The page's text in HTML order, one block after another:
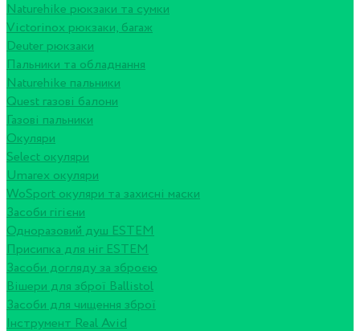
Naturehike рюкзаки та сумки
Victorinox рюкзаки, багаж
Deuter рюкзаки
Пальники та обладнання
Naturehike пальники
Quest газові балони
Газові пальники
Окуляри
Select окуляри
Umarex окуляри
WoSport окуляри та захисні маски
Засоби гігієни
Одноразовий душ ESTEM
Присипка для ніг ESTEM
Засоби догляду за зброєю
Вішери для зброї Ballistol
Засоби для чищення зброї
Інструмент Real Avid